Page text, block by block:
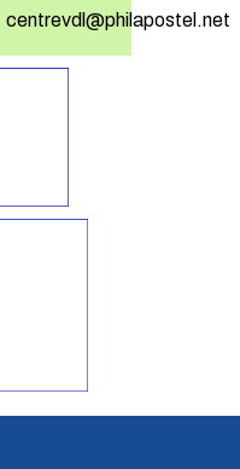
centrevdl@philapostel.net